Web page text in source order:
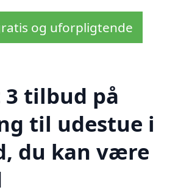
og uforpligtende
3 tilbud på
til udestue i
du kan være